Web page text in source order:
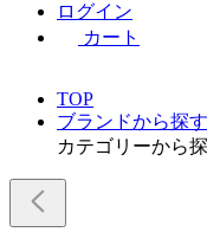
ログイン
カート
TOP
ブランドから探す
カテゴリーから